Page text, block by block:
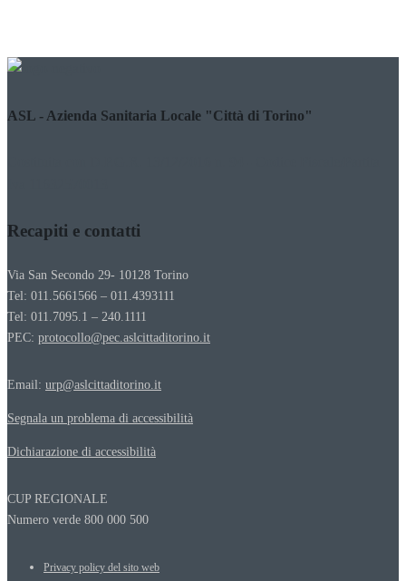
ASL - Azienda Sanitaria Locale "Città di Torino"
Recapiti e contatti
Via San Secondo 29- 10128 Torino
Tel: 011.5661566 – 011.4393111
Tel: 011.7095.1 – 240.1111
PEC: protocollo@pec.aslcittaditorino.it
Email: urp@aslcittaditorino.it
Segnala un problema di accessibilità
Dichiarazione di accessibilità
CUP REGIONALE
Numero verde 800 000 500
Privacy policy del sito web